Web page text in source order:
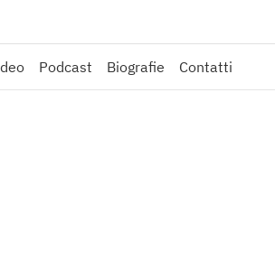
Podcast Biografie Contatti